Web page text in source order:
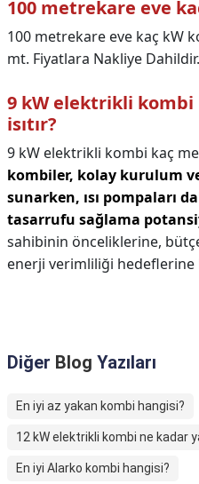
100 metrekare eve
100 metrekare eve kaç kW
mt. Fiyatlara Nakliye Dahildir.
9 kW elektrikli
isıtır?
9 kW elektrikli kombi kaç
kombiler, kolay kurulum
sunarken, ısı pompaları
tasarrufu sağlama
sahibinin önceliklerine,
enerji verimliliği hedeflerine
Diğer Blog Yazıları
En iyi az yakan kombi hangisi?
12 kW elektrikli kombi ne kadar
En iyi Alarko kombi hangisi?